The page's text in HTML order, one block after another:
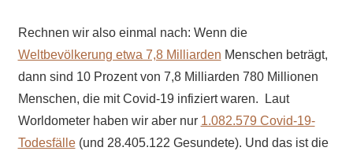
Rechnen wir also einmal nach: Wenn die
Weltbevölkerung etwa 7,8 Milliarden Menschen beträgt,
dann sind 10 Prozent von 7,8 Milliarden 780 Millionen
Menschen, die mit Covid-19 infiziert waren. Laut
Worldometer haben wir aber nur 1.082.579 Covid-19-
Todesfälle(und 28.405.122 Gesundete). Und das ist die